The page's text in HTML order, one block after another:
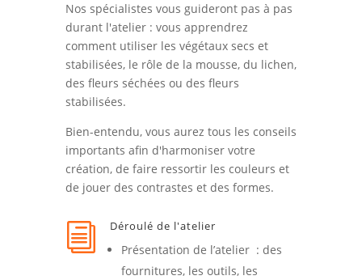
Nos spécialistes vous guideront pas à pas
durant l'atelier : vous apprendrez
comment utiliser les végétaux secs et
stabilisées, le rôle de la mousse, du lichen,
des fleurs séchées ou des fleurs
stabilisées.
Bien-entendu, vous aurez tous les conseils
importants afin d'harmoniser votre
création, de faire ressortir les couleurs et
de jouer des contrastes et des formes.
i Déroulé de l'atelier
Présentation de l’atelier : des
fournitures, les outils, les